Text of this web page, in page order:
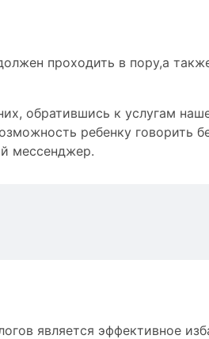
проходить в пору,а
обратившись к услугам
ребенку говорить
мессенджер.
является эффективное